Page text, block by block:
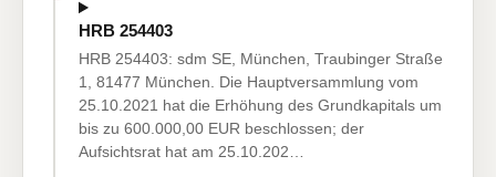
HRB 254403
HRB 254403: sdm SE, München, Traubinger Straße
1, 81477 München. Die Hauptversammlung vom
25.10.2021 hat die Erhöhung des Grundkapitals um
bis zu 600.000,00 EUR beschlossen; der
Aufsichtsrat hat am 25.10.202…